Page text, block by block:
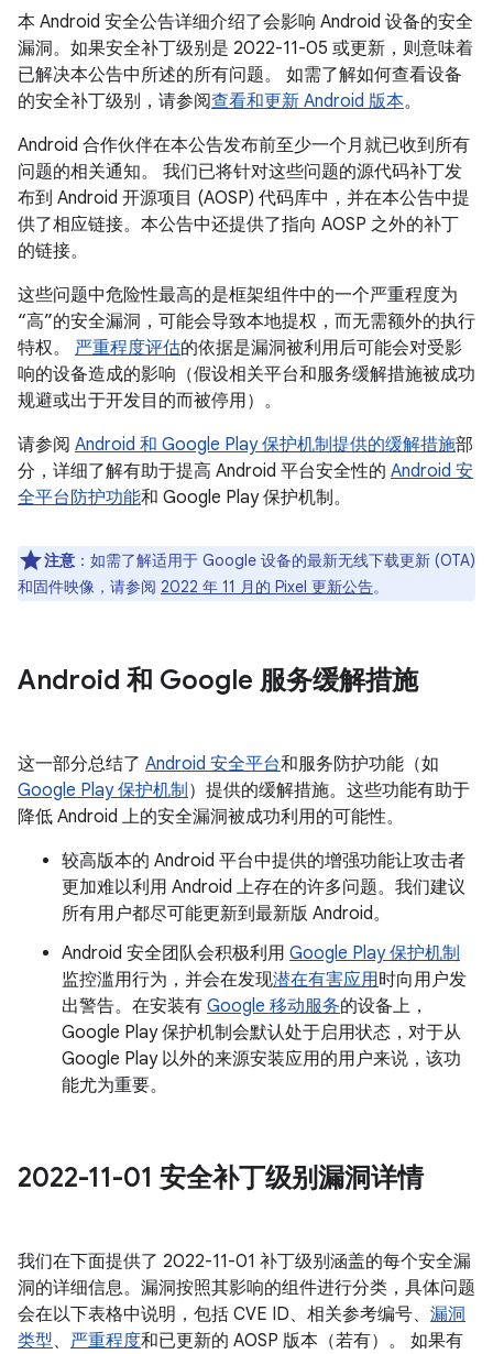
本 Android 安全公告详细介绍了会影响 Android 设备的安全
漏洞。如果安全补丁级别是 2022-11-05 或更新，则意味着
已解决本公告中所述的所有问题。 如需了解如何查看设备
的安全补丁级别，请参阅查看和更新 Android 版本。
Android 合作伙伴在本公告发布前至少一个月就已收到所有
问题的相关通知。 我们已将针对这些问题的源代码补丁发
布到 Android 开源项目 (AOSP) 代码库中，并在本公告中提
供了相应链接。本公告中还提供了指向 AOSP 之外的补丁
的链接。
这些问题中危险性最高的是框架组件中的一个严重程度为
“高”的安全漏洞，可能会导致本地提权，而无需额外的执行
特权。 严重程度评估的依据是漏洞被利用后可能会对受影
响的设备造成的影响（假设相关平台和服务缓解措施被成功
规避或出于开发目的而被停用）。
请参阅 Android 和 Google Play 保护机制提供的缓解措施部
分，详细了解有助于提高 Android 平台安全性的 Android 安
全平台防护功能和 Google Play 保护机制。
注意 ：如需了解适用于 Google 设备的最新无线下载更新 (OTA)
和固件映像，请参阅 2022 年 11 月的 Pixel 更新公告。
Android 和 Google 服务缓解措施
这一部分总结了 Android 安全平台和服务防护功能（如
Google Play 保护机制 ）提供的缓解措施。这些功能有助于
降低 Android 上的安全漏洞被成功利用的可能性。
较高版本的 Android 平台中提供的增强功能让攻击者
更加难以利用 Android 上存在的许多问题。我们建议
所有用户都尽可能更新到最新版 Android。
Android 安全团队会积极利用 Google Play 保护机制
监控滥用行为，并会在发现潜在有害应用时向用户发
出警告。在安装有 Google 移动服务的设备上，
Google Play 保护机制会默认处于启用状态，对于从
Google Play 以外的来源安装应用的用户来说，该功
能尤为重要。
2022-11-01 安全补丁级别漏洞详情
我们在下面提供了 2022-11-01 补丁级别涵盖的每个安全漏
洞的详细信息。漏洞按照其影响的组件进行分类，具体问题
会在以下表格中说明，包括 CVE ID、相关参考编号、 漏洞
类型、 严重程度和已更新的 AOSP 版本（若有）。 如果有